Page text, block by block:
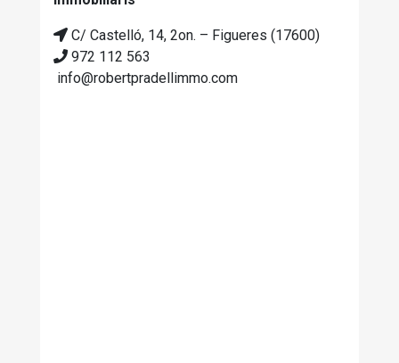
C/ Castelló, 14, 2on. – Figueres (17600)
972 112 563
info@robertpradellimmo.com